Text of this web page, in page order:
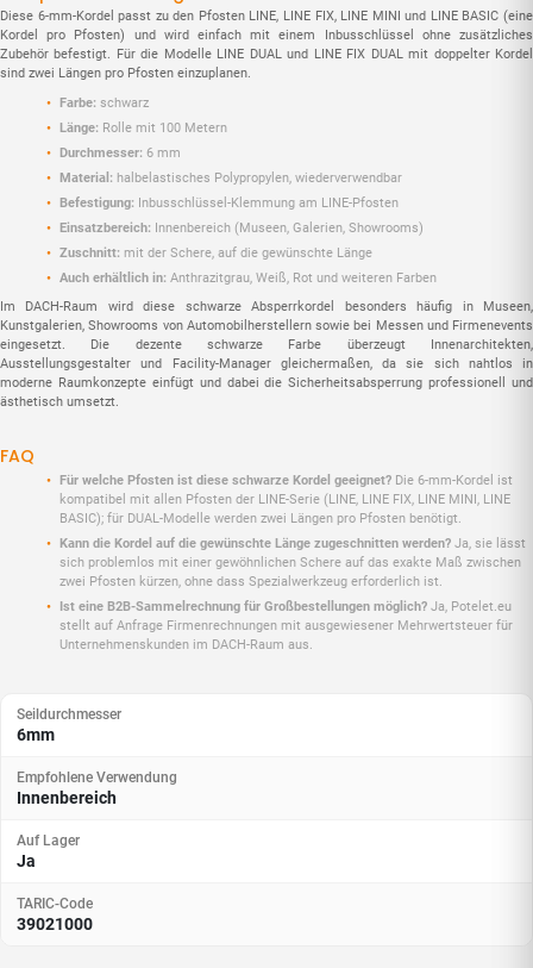
Diese 6-mm-Kordel passt zu den Pfosten LINE, LINE FIX, LINE MINI und LINE BASIC (eine
Kordel pro Pfosten) und wird einfach mit einem Inbusschlüssel ohne zusätzliches
Zubehör befestigt. Für die Modelle LINE DUAL und LINE FIX DUAL mit doppelter Kordel
sind zwei Längen pro Pfosten einzuplanen.
Farbe: schwarz
Länge: Rolle mit 100 Metern
Durchmesser: 6 mm
Material: halbelastisches Polypropylen, wiederverwendbar
Befestigung: Inbusschlüssel-Klemmung am LINE-Pfosten
Einsatzbereich: Innenbereich (Museen, Galerien, Showrooms)
Zuschnitt: mit der Schere, auf die gewünschte Länge
Auch erhältlich in: Anthrazitgrau, Weiß, Rot und weiteren Farben
Im DACH-Raum wird diese schwarze Absperrkordel besonders häufig in Museen,
Kunstgalerien, Showrooms von Automobilherstellern sowie bei Messen und Firmenevents
eingesetzt. Die dezente schwarze Farbe überzeugt Innenarchitekten,
Ausstellungsgestalter und Facility-Manager gleichermaßen, da sie sich nahtlos in
moderne Raumkonzepte einfügt und dabei die Sicherheitsabsperrung professionell und
ästhetisch umsetzt.
FAQ
Für welche Pfosten ist diese schwarze Kordel geeignet? Die 6-mm-Kordel ist
kompatibel mit allen Pfosten der LINE-Serie (LINE, LINE FIX, LINE MINI, LINE
BASIC); für DUAL-Modelle werden zwei Längen pro Pfosten benötigt.
Kann die Kordel auf die gewünschte Länge zugeschnitten werden? Ja, sie lässt
sich problemlos mit einer gewöhnlichen Schere auf das exakte Maß zwischen
zwei Pfosten kürzen, ohne dass Spezialwerkzeug erforderlich ist.
Ist eine B2B-Sammelrechnung für Großbestellungen möglich? Ja, Potelet.eu
stellt auf Anfrage Firmenrechnungen mit ausgewiesener Mehrwertsteuer für
Unternehmenskunden im DACH-Raum aus.
Seildurchmesser
6mm
Empfohlene Verwendung
Innenbereich
Auf Lager
Ja
TARIC-Code
39021000